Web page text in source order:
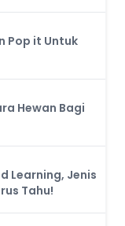
Pop it Untuk
Hewan Bagi
Learning, Jenis
Tahu!